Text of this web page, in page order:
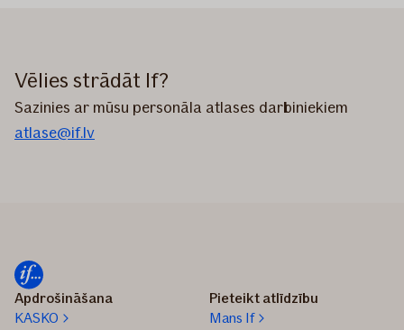
Vēlies strādāt If?
Sazinies ar mūsu personāla atlases darbiniekiem
atlase@if.lv
Apdrošināšana
KASKO
Pieteikt atlīdzību
Mans If